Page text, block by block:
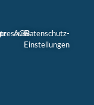
AGBDatenschutz-
Einstellungen